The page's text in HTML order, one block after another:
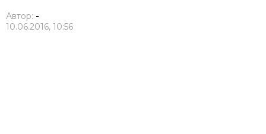
Автор: -
10.06.2016, 10:56